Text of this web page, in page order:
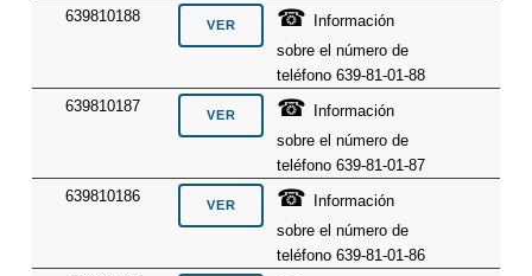
639810188
☎
Información
sobre el número de
teléfono 639-81-01-88
639810187
☎
Información
sobre el número de
teléfono 639-81-01-87
639810186
☎
Información
sobre el número de
teléfono 639-81-01-86